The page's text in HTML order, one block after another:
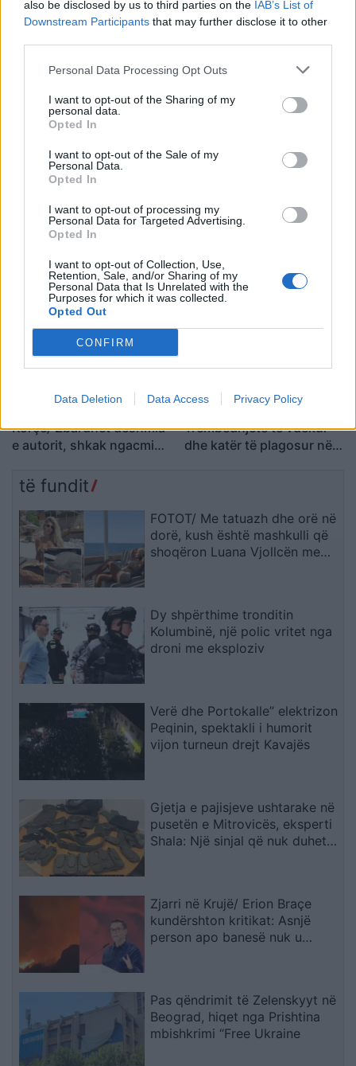
also be disclosed by us to third parties on the IAB’s List of
Downstream Participants that may further disclose it to other
Personal Data Processing Opt Outs
I want to opt-out of the Sharing of my
personal data.
Opted In
I want to opt-out of the Sale of my
Personal Data.
Opted In
I want to opt-out of processing my
Personal Data for Targeted Advertising.
Opted In
I want to opt-out of Collection, Use,
Retention, Sale, and/or Sharing of my
Personal Data that Is Unrelated with the
Purposes for which it was collected.
Opted Out
CONFIRM
Data Deletion Data Access Privacy Policy
Vrasja e 20-vjeçarit në
Korçë/ Balliu: Edi Rama ka
është kthyer në pasiguri
kronike dhe thirrja “Jepe
dorëheqjen” merr tjetër
Shqipëria i përgjigjet
Zelenskyt për Kosovën:
Krahasimi me Ukrainën
është i gabuar
VIDEO/ Publikohet
momenti i arrestimit të
20-vjeçarit Kristjan Sterjo,
akuzohet për vrasjen e
Joan Zukos
Pasojat që la pas zjarri i
tregojnë momentet e
tmerrit: Flakët i kemi
mbajtur vetë nën kontroll,
vatrat e vogla (VIDEO)
Vrasja e 20-vjeçarit në
Korçë/ Zbardhet dëshmia
e autorit, shkak ngacmimi
Aksident në Peru/
Trembëdhjetë të vdekur
dhe katër të plagosur në
të fundit
FOTOT/ Me tatuazh dhe orë në
dorë, kush është mashkulli që
shoqëron Luana Vjollcën me
Dy shpërthime tronditin
Kolumbinë, një polic vritet nga
droni me eksploziv
Verë dhe Portokalle” elektrizon
Peqinin, spektakli i humorit
vijon turneun drejt Kavajës
Gjetja e pajisjeve ushtarake në
pusetën e Mitrovicës, eksperti
Shala: Një sinjal që nuk duhet
Zjarri në Krujë/ Erion Braçe
kundërshton kritikat: Asnjë
person apo banesë nuk u
Pas qëndrimit të Zelenskyyt në
Beograd, hiqet nga Prishtina
mbishkrimi “Free Ukraine